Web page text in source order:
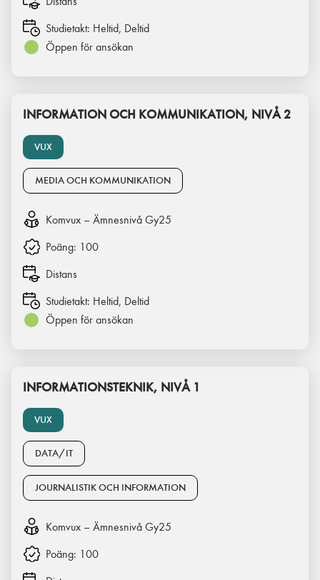
Studietakt: Heltid, Deltid
Öppen för ansökan
VUX
INFORMATION OCH KOMMUNIKATION, NIVÅ 2
MEDIA OCH KOMMUNIKATION
Komvux – Ämnesnivå Gy25
Poäng: 100
Distans
Studietakt: Heltid, Deltid
Öppen för ansökan
VUX
INFORMATIONSTEKNIK, NIVÅ 1
DATA/IT
JOURNALISTIK OCH INFORMATION
Komvux – Ämnesnivå Gy25
Poäng: 100